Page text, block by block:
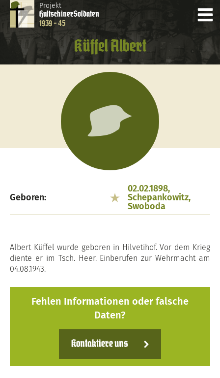
Projekt
HultschinerSoldaten
1939 - 45
Küffel Albert
Geboren:
02.02.1898,
Schepankowitz,
Swoboda
Albert Küffel wurde geboren in Hilvetihof. Vor dem Krieg
diente er im Tsch. Heer. Einberufen zur Wehrmacht am
04.08.1943.
Fehlen Informationen oder falsche
Daten?
Kontaktiere uns